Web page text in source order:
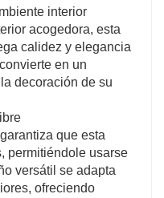
interior
acogedora, esta
calidez y elegancia
en un
decoración de su
que esta
permitiéndole usarse
versátil se adapta
ofreciendo